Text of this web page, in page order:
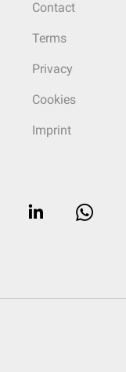
Contact
Terms
Privacy
Cookies
Imprint